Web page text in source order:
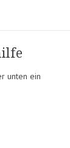
unten ein